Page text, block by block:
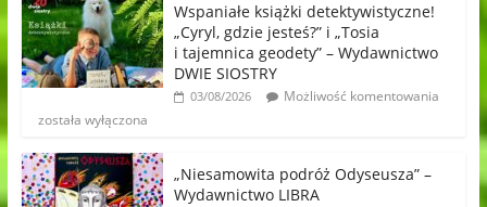
Wspaniałe książki detektywistyczne!
„Cyryl, gdzie jesteś?” i „Tosia
i tajemnica geodety” – Wydawnictwo
DWIE SIOSTRY
03/08/2026
Możliwość komentowania
została wyłączona
„Niesamowita podróż Odyseusza” –
Wydawnictwo LIBRA